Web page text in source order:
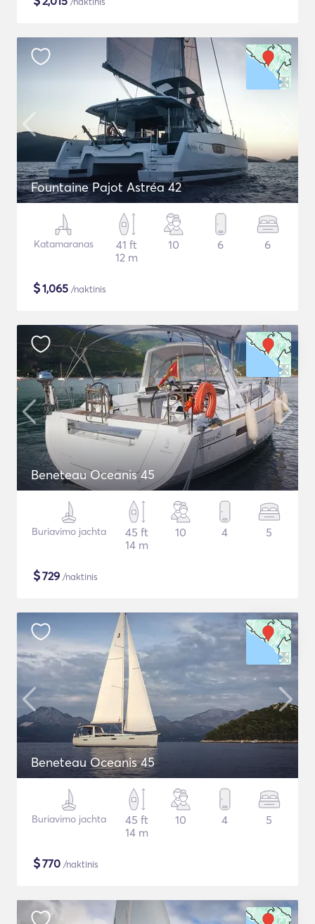
Fountaine Pajot Astréa 42
Katamaranas
41 ft
12 m
10 6 6
$1,065 /naktinis
Beneteau Oceanis 45
Buriavimo jachta
45 ft
14 m
10 4 5
$729 /naktinis
Beneteau Oceanis 45
Buriavimo jachta
45 ft
14 m
10 4 5
$770 /naktinis